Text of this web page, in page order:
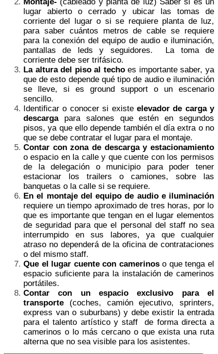
lugar abierto o cerrado y ubicar las tomas de
corriente del lugar o si se requiere planta de luz,
para saber cuántos metros de cable se requiere
para la conexión del equipo de audio e iluminación,
pantallas de leds y seguidores. La toma de
corriente debe ser trifásico.
La altura del piso al techoes importante saber, ya
que de esto depende qué tipo de audio e iluminación
se lleve, si es ground support o un escenario
sencillo.
Identificar o conocer si existe elevador de carga y
descargapara salones que estén en segundos
pisos, ya que ello depende también el día extra o no
que se debe contratar el lugar para el montaje.
Contar con zona de descarga y estacionamiento
o espacio en la calle y que cuente con los permisos
de la delegación o municipio para poder tener
estacionar los trailers o camiones, sobre las
banquetas o la calle si se requiere.
En el montaje del equipo de audio e iluminación
requiere un tiempo aproximado de tres horas, por lo
que es importante que tengan en el lugar elementos
de seguridad para que el personal del staff no sea
interrumpido en sus labores, ya que cualquier
atraso no dependerá de la oficina de contrataciones
o del mismo staff.
Que el lugar cuente con camerinoso que tenga el
espacio suficiente para la instalación de camerinos
portátiles.
Contar con un espacio exclusivo para el
transporte (coches, camión ejecutivo, sprinters,
express van o suburbans) y debe existir la entrada
para el talento artístico y staff de forma directa a
camerinos o lo más cercano o que exista una ruta
alterna que no sea visible para los asistentes.